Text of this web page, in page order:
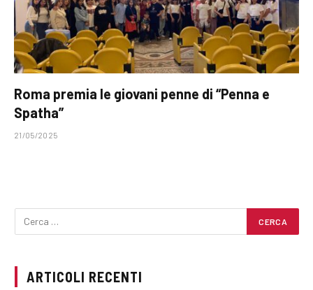
Roma premia le giovani penne di “Penna e
Spatha”
21/05/2025
ARTICOLI RECENTI